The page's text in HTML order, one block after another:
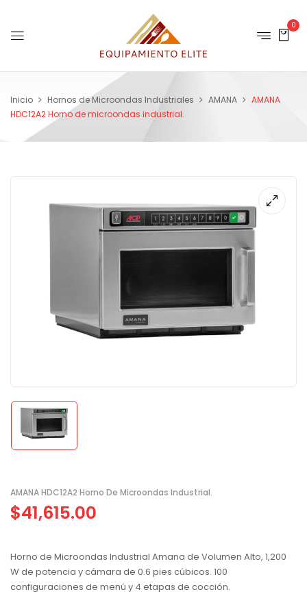
0
Inicio Hornos de Microondas Industriales AMANA
AMANA
HDC12A2 Horno de microondas industrial.
AMANA HDC12A2 Horno De Microondas Industrial.
$41,615.00
Horno de Microondas Industrial Amana de Volumen Alto, 1,200
W de potencia y cámara de 0.6 pies cúbicos. 100
configuraciones de menú y 4 etapas de cocción.